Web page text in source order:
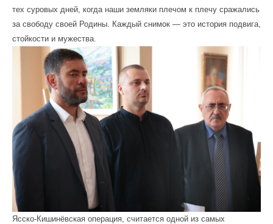
тех суровых дней, когда наши земляки плечом к плечу сражались
за свободу своей Родины. Каждый снимок — это история подвига,
стойкости и мужества.
Ясско-Кишинёвская операция, считается одной из самых